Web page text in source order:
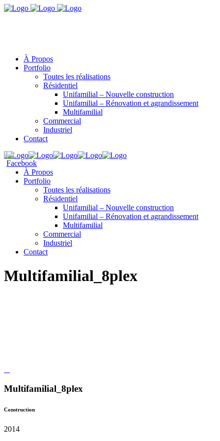
À Propos
Portfolio
Toutes les réalisations
Résidentiel
Unifamilial – Nouvelle construction
Unifamilial – Rénovation et agrandissement
Multifamilial
Commercial
Industriel
Contact
À Propos
Portfolio
Toutes les réalisations
Résidentiel
Unifamilial – Nouvelle construction
Unifamilial – Rénovation et agrandissement
Multifamilial
Commercial
Industriel
Contact
Multifamilial_8plex
Multifamilial_8plex
Construction
2014